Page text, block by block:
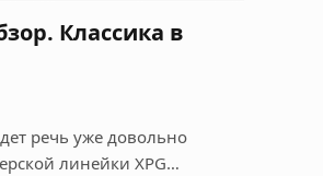
Классика в
речь уже довольно
линейки XPG…